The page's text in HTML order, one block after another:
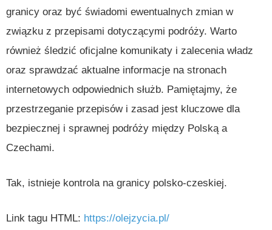
granicy oraz być świadomi ewentualnych zmian w
związku z przepisami dotyczącymi podróży. Warto
również śledzić oficjalne komunikaty i zalecenia władz
oraz sprawdzać aktualne informacje na stronach
internetowych odpowiednich służb. Pamiętajmy, że
przestrzeganie przepisów i zasad jest kluczowe dla
bezpiecznej i sprawnej podróży między Polską a
Czechami.
Tak, istnieje kontrola na granicy polsko-czeskiej.
Link tagu HTML: https://olejzycia.pl/